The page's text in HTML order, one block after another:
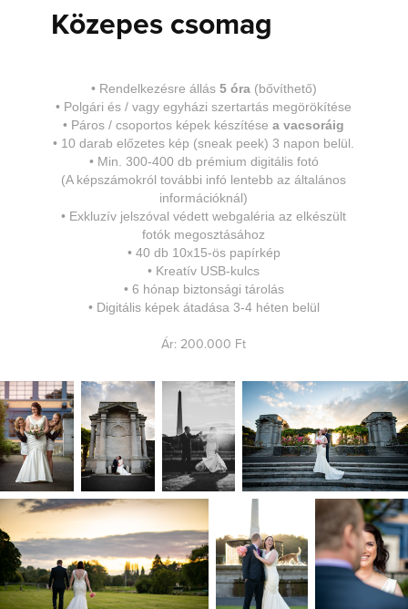
Közepes csomag
•Rendelkezésre állás 5 óra (bővíthető)
• Polgári és / vagy egyházi szertartás megörökítése
• Páros / csoportos képek készítésea vacsoráig
• 10 darab előzetes kép (sneak peek) 3 napon belül.
• Min. 300-400 db prémium digitális fotó
(A képszámokról további infó lentebb az általános
információknál)
• Exkluzív jelszóval védett webgaléria az elkészült
fotók megosztásához
• 40 db 10x15-ös papírkép
• Kreatív USB-kulcs
• 6 hónap biztonsági tárolás
•Digitális képek átadása 3-4 héten belül
Ár: 200.000 Ft